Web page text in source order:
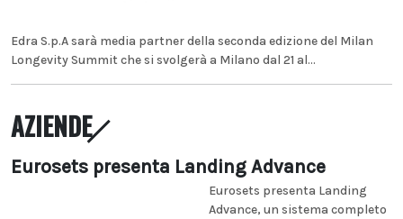
Edra S.p.A sarà media partner della seconda edizione del Milan
Longevity Summit che si svolgerà a Milano dal 21 al...
AZIENDE
Eurosets presenta Landing Advance
Eurosets presenta Landing
Advance, un sistema completo